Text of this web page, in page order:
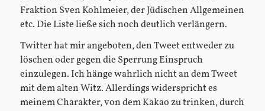
Fraktion Sven Kohlmeier, der Jüdischen Allgemeinen
etc. Die Liste ließe sich noch deutlich verlängern.
Twitter hat mir angeboten, den Tweet entweder zu
löschen oder gegen die Sperrung Einspruch
einzulegen. Ich hänge wahrlich nicht an dem Tweet
mit dem alten Witz. Allerdings widerspricht es
meinem Charakter, von dem Kakao zu trinken, durch